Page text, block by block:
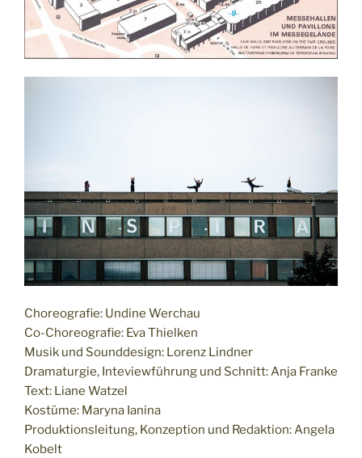
Choreografie: Undine Werchau
Co-Choreografie: Eva Thielken
Musik und Sounddesign: Lorenz Lindner
Dramaturgie, Inteviewführung und Schnitt: Anja Franke
Text: Liane Watzel
Kostüme: Maryna Ianina
Produktionsleitung, Konzeption und Redaktion: Angela
Kobelt